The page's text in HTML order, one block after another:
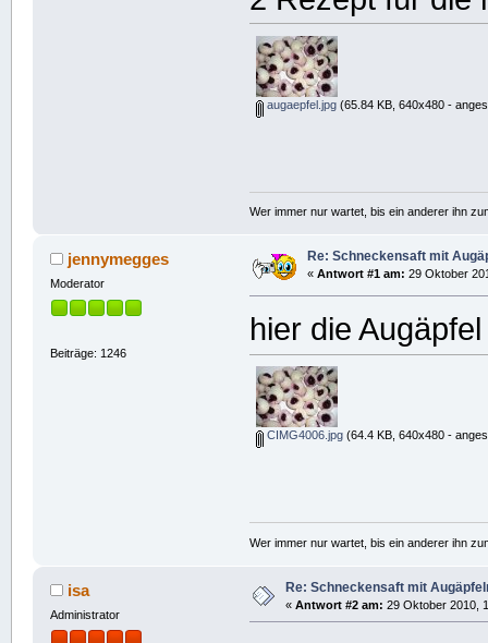
augaepfel.jpg(65.84 KB, 640x480 -
Wer immer nur wartet, bis ein anderer ihn
jennymegges
Moderator
Beiträge: 1246
Re: Schneckensaft mit
« Antwort #1 am: 29 Oktober
hier die Augäpfel
CIMG4006.jpg(64.4 KB, 640x480 -
Wer immer nur wartet, bis ein anderer ihn
isa
Administrator
Re: Schneckensaft mit
« Antwort #2 am: 29 Oktober 2010,